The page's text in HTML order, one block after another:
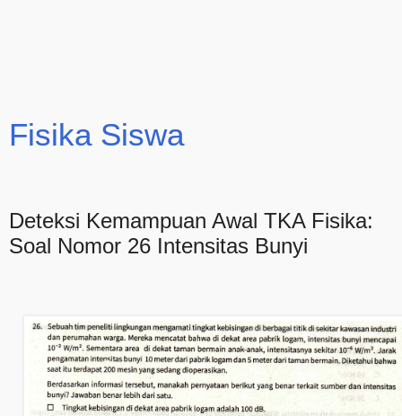
Fisika Siswa
Deteksi Kemampuan Awal TKA Fisika:
Soal Nomor 26 Intensitas Bunyi